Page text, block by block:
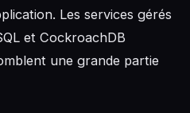
Les services gérés
et CockroachDB
une grande partie